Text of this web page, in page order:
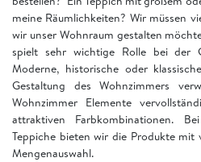
meine Räumlichkeiten? Wir müssen
wir unser Wohnraum gestalten
spielt sehr wichtige Rolle bei der
Moderne, historische oder
Gestaltung des Wohnzimmers
Wohnzimmer Elemente
attraktiven Farbkombinationen.
Teppiche bieten wir die Produkte mit
Mengenauswahl.